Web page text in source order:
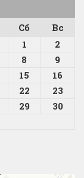
Сб
Вс
1
2
8
9
15
16
22
23
29
30